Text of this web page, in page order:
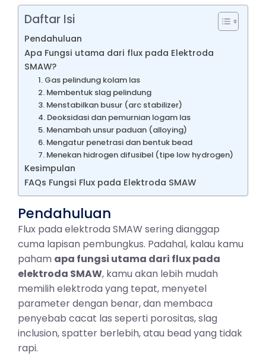
Daftar Isi
Pendahuluan
Apa Fungsi utama dari flux pada Elektroda
SMAW?
1. Gas pelindung kolam las
2. Membentuk slag pelindung
3. Menstabilkan busur (arc stabilizer)
4. Deoksidasi dan pemurnian logam las
5. Menambah unsur paduan (alloying)
6. Mengatur penetrasi dan bentuk bead
7. Menekan hidrogen difusibel (tipe low hydrogen)
Kesimpulan
FAQs Fungsi Flux pada Elektroda SMAW
Pendahuluan
Flux pada elektroda SMAW sering dianggap
cuma lapisan pembungkus. Padahal, kalau kamu
paham apa fungsi utama dari flux pada
elektroda SMAW, kamu akan lebih mudah
memilih elektroda yang tepat, menyetel
parameter dengan benar, dan membaca
penyebab cacat las seperti porositas, slag
inclusion, spatter berlebih, atau bead yang tidak
rapi.